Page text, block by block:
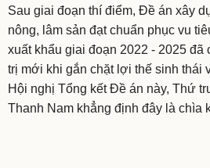
Sau giai đoạn thí điểm, Đề án xây
nông, lâm sản đạt chuẩn phục vu
xuất khẩu giai đoạn 2022 - 2025
trị mới khi gắn chặt lợi thế sinh thái
Hội nghị Tổng kết Đề án này, Thứ
Thanh Nam khẳng định đây là chìa